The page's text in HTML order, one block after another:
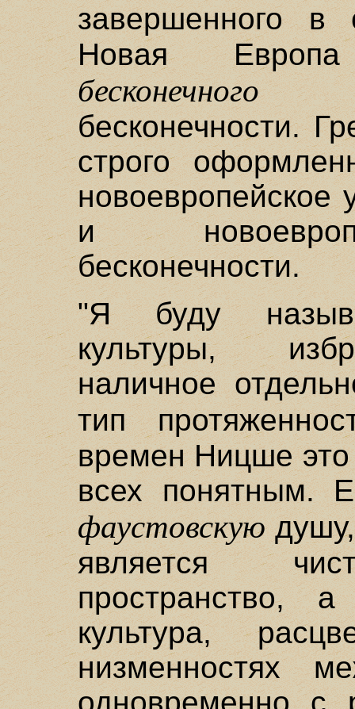
завершенного в
Новая
бесконечности.
строго
новоевропейское
и
бесконечности.
"Я буду
культуры,
наличное
тип
времен Ницше это
всех понятным.
фаустовскуюдушу,
является
пространство,
культура,
низменностях